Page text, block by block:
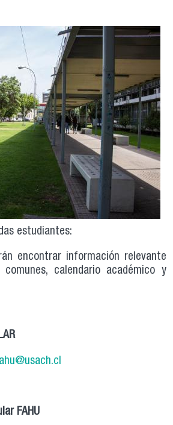
estudiantes:
encontrar información relevante
calendario académico y
FAHU